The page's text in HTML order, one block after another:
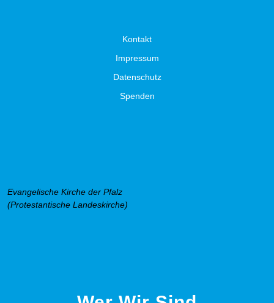
Kontakt
Impressum
Datenschutz
Spenden
Evangelische Kirche der Pfalz
(Protestantische Landeskirche)